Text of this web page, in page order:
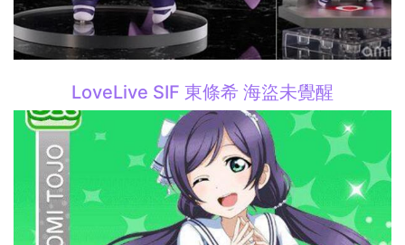
LoveLive SIF 東條希 海盜未覺醒